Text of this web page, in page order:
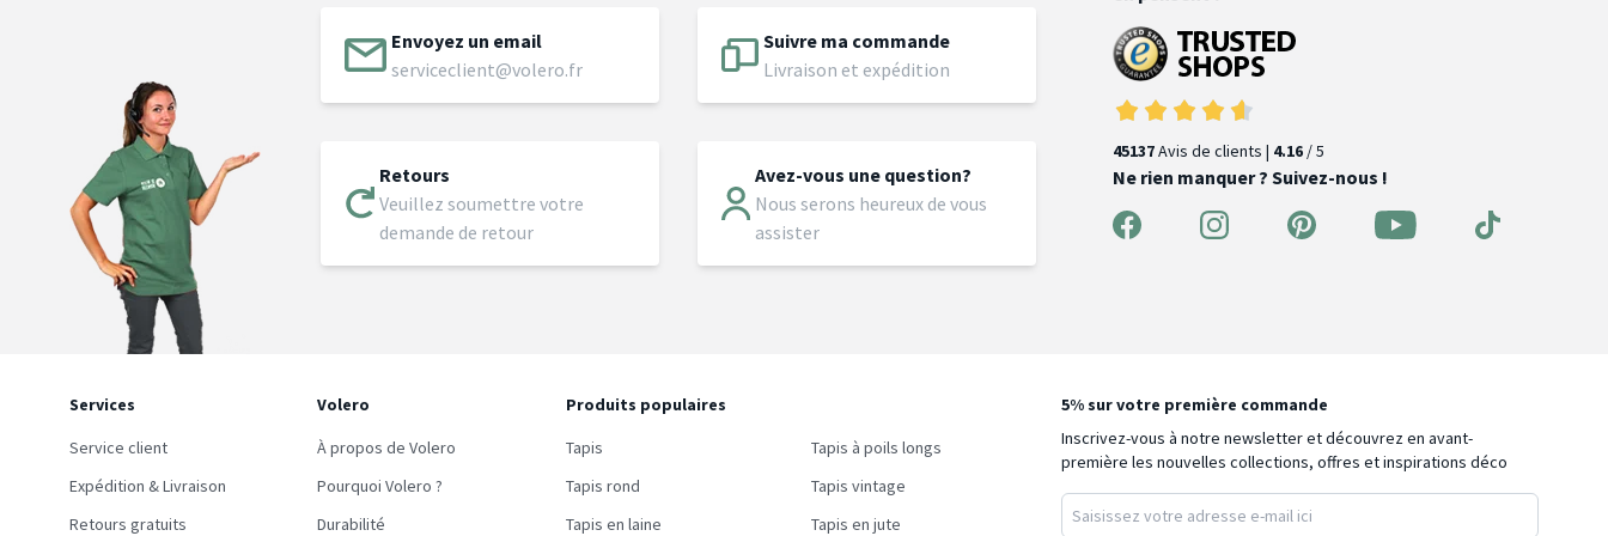
Envoyez un email
serviceclient@volero.fr
Suivre ma commande
Livraison et expédition
Retours
Veuillez soumettre votre
demande de retour
Avez-vous une question?
Nous serons heureux de vous
assister
45137Avis de clients | 4.16 / 5
Ne rien manquer ? Suivez-nous !
Services
Service client
Expédition & Livraison
Retours gratuits
Volero
À propos de Volero
Pourquoi Volero ?
Durabilité
Produits populaires
Tapis
Tapis à poils longs
Tapis rond
Tapis vintage
Tapis en laine
Tapis en jute
5% sur votre première commande
Inscrivez-vous à notre newsletter et découvrez en avant-
première les nouvelles collections, offres et inspirations déco